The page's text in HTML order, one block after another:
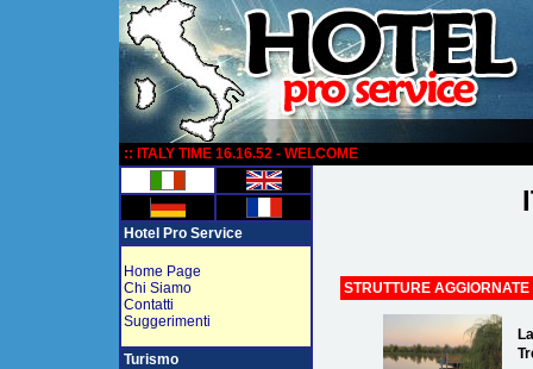
:: ITALY TIME 16.16.52 - WELCOME
Hotel Pro Service
Home Page
Chi Siamo
Contatti
Suggerimenti
Turismo
STRUTTURE